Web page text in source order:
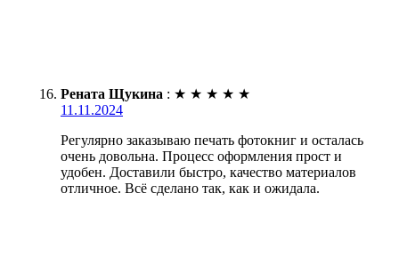
Рената Щукина : ★ ★ ★ ★ ★
11.11.2024
Регулярно заказываю печать фотокниг и осталась
очень довольна. Процесс оформления прост и
удобен. Доставили быстро, качество материалов
отличное. Всё сделано так, как и ожидала.